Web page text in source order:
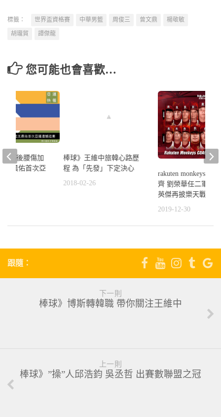
標籤： 世界盃資格賽 中華男籃 周俊三 曾文鼎
楊敬敏
胡瓏貿
譚傑龍
您可能也會喜歡…
棒球》王維中旅韓心路歷
程 為「先發」下定決心
2018-02-26
rakuten monkeys教
齊 劉榮華任二軍總
英傑再披樂天戰袍
2019-12-30
跳高後腰傷加
王晨佑首次亞
跟隨：
下一則
棒球》博斯轉韓職 帶你關注王維中
上一則
棒球》”操”人邱浩鈞 吳丞哲 出賽數聯盟之冠